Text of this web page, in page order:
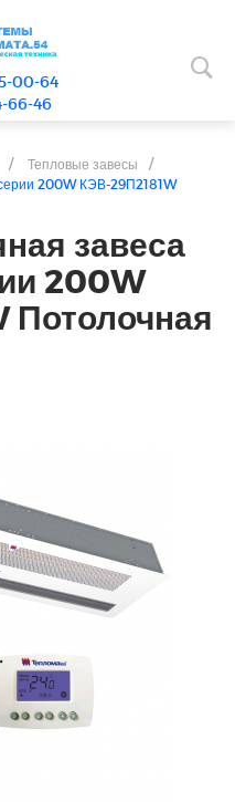
00-64
66-46
/ Тепловые завесы
/
200W КЭВ-29П2181W
завеса
200W
Потолочная